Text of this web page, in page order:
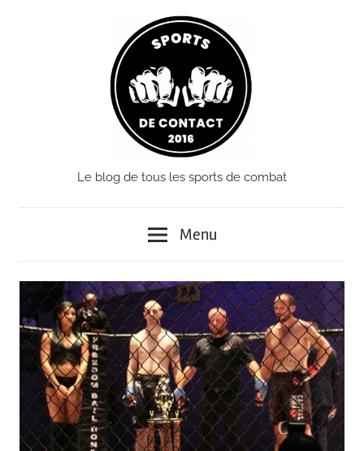
Sports
Contact
Le blog de tous les sports de combat
Menu